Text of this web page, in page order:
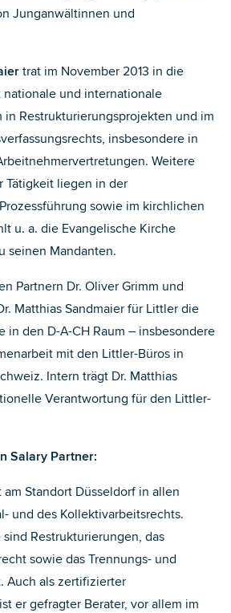
Junganwältinnen und
trat im November 2013 in die
nationale und internationale
in Restrukturierungsprojekten und im
insbesondere in
Weitere
Tätigkeit liegen in der
sowie im kirchlichen
u. a. die Evangelische Kirche
seinen Mandanten.
Partnern Dr. Oliver Grimm und
Matthias Sandmaier für Littler die
in den D-A-CH Raum – insbesondere
mit den Littler-Büros in
Intern trägt Dr. Matthias
Verantwortung für den Littler-
Salary Partner:
am Standort Düsseldorf in allen
und des Kollektivarbeitsrechts.
Restrukturierungen, das
sowie das Trennungs- und
Auch als zertifizierter
er gefragter Berater, vor allem im